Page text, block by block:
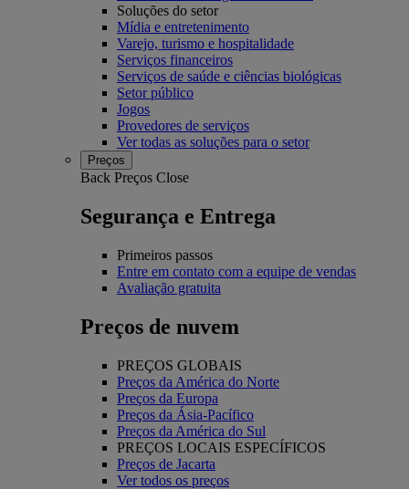
Soluções do setor
Mídia e entretenimento
Varejo, turismo e hospitalidade
Serviços financeiros
Serviços de saúde e ciências biológicas
Setor público
Jogos
Provedores de serviços
Ver todas as soluções para o setor
Preços
Back Preços Close
Segurança e Entrega
Primeiros passos
Entre em contato com a equipe de vendas
Avaliação gratuita
Preços de nuvem
PREÇOS GLOBAIS
Preços da América do Norte
Preços da Europa
Preços da Ásia-Pacífico
Preços da América do Sul
PREÇOS LOCAIS ESPECÍFICOS
Preços de Jacarta
Ver todos os preços